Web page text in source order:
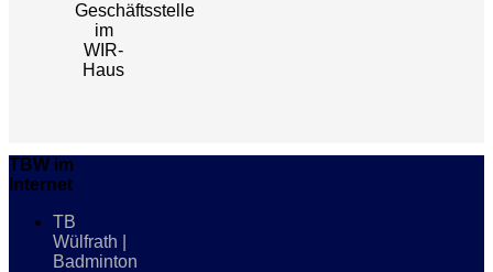
Geschäftsstelle
im
WIR-
Haus
TBW im
Internet
TB
Wülfrath |
Badminton